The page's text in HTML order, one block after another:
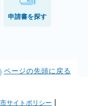
申請書を探す
ページの先頭に戻る
サイトポリシー